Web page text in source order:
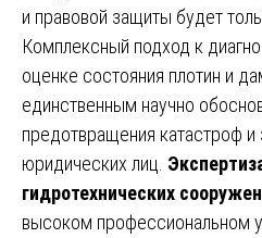
и правовой защиты будет
Комплексный подход к
оценке состояния плотин и
единственным научно
предотвращения катастроф
юридических лиц.
гидротехнических
высоком профессиональном